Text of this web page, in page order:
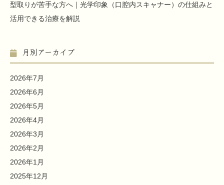
型取りが苦手な方へ｜光学印象（口腔内スキャナー）の仕組みと
活用できる治療を解説
月別アーカイブ
2026年7月
2026年6月
2026年5月
2026年4月
2026年3月
2026年2月
2026年1月
2025年12月